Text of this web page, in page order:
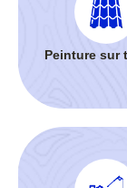
Peinture sur